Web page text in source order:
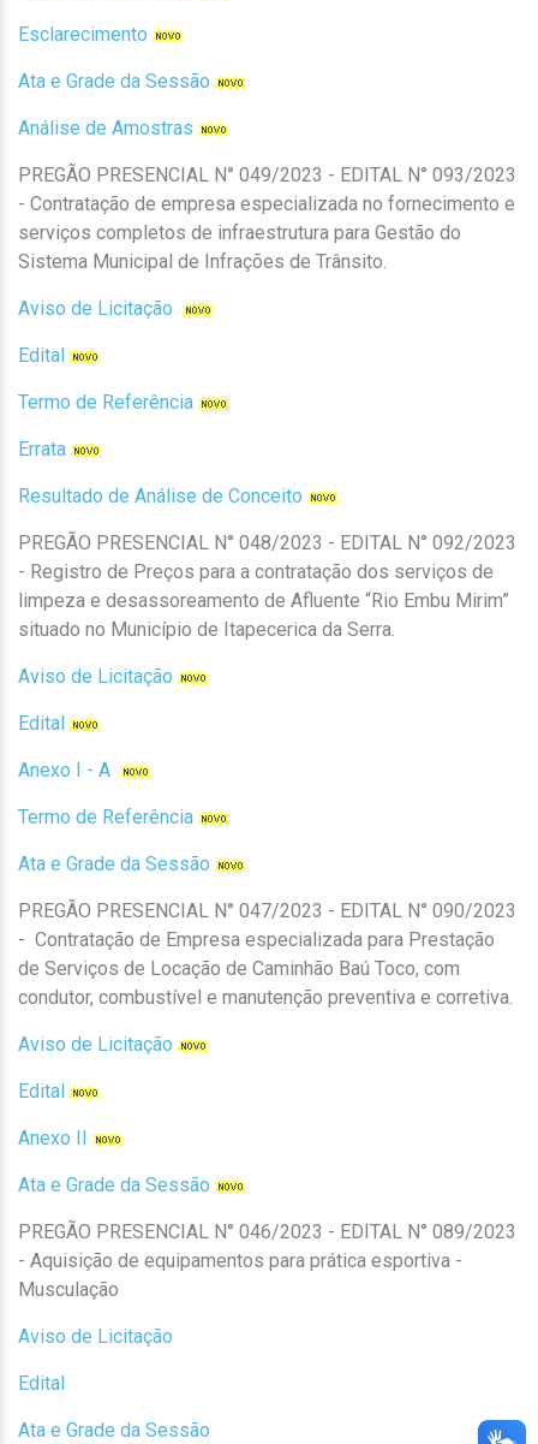
Esclarecimento
Ata e Grade da Sessão
Análise de Amostras
PREGÃO PRESENCIAL N° 049/2023 - EDITAL N° 093/2023
- Contratação de empresa especializada no fornecimento e
serviços completos de infraestrutura para Gestão do
Sistema Municipal de Infrações de Trânsito.
Aviso de Licitação
Edital
Termo de Referência
Errata
Resultado de Análise de Conceito
PREGÃO PRESENCIAL N° 048/2023 - EDITAL N° 092/2023
- Registro de Preços para a contratação dos serviços de
limpeza e desassoreamento de Afluente “Rio Embu Mirim”
situado no Município de Itapecerica da Serra.
Aviso de Licitação
Edital
Anexo I - A
Termo de Referência
Ata e Grade da Sessão
PREGÃO PRESENCIAL N° 047/2023 - EDITAL N° 090/2023
- Contratação de Empresa especializada para Prestação
de Serviços de Locação de Caminhão Baú Toco, com
condutor, combustível e manutenção preventiva e corretiva.
Aviso de Licitação
Edital
Anexo II
Ata e Grade da Sessão
PREGÃO PRESENCIAL N° 046/2023 - EDITAL N° 089/2023
- Aquisição de equipamentos para prática esportiva -
Musculação
Aviso de Licitação
Edital
Ata e Grade da Sessão